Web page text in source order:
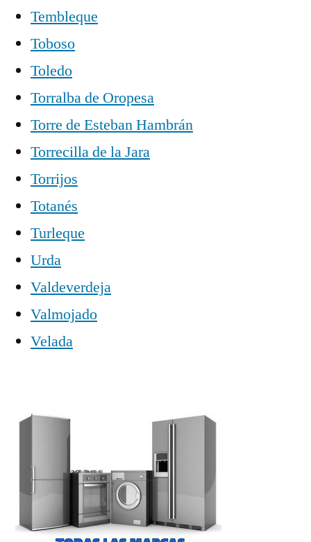
Tembleque
Toboso
Toledo
Torralba de Oropesa
Torre de Esteban Hambrán
Torrecilla de la Jara
Torrijos
Totanés
Turleque
Urda
Valdeverdeja
Valmojado
Velada